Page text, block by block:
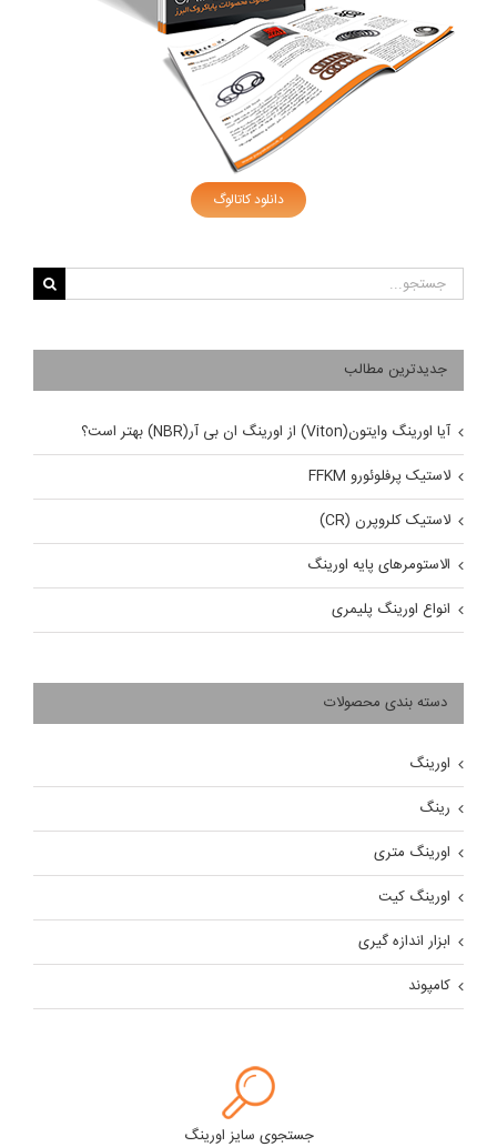
دانلود کاتالوگ
جستجو
برای:
جدیدترین مطالب
آیا اورینگ وایتون(Viton) از اورینگ ان بی آر(NBR) بهتر است؟
لاستیک پرفلوئورو FFKM
لاستیک کلروپرن (CR)
الاستومرهای پایه اورینگ
انواع اورینگ پلیمری
دسته بندی محصولات
اورینگ
رینگ
اورینگ متری
اورینگ کیت
ابزار اندازه گیری
کامپوند
جستجوی سایز اورینگ